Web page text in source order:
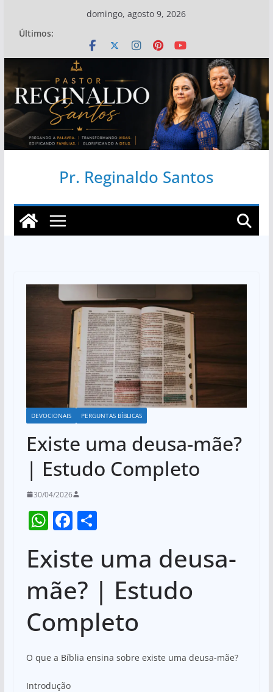
conteúdo
domingo, agosto 9, 2026
Últimos:
Pr. Reginaldo Santos
DEVOCIONAIS PERGUNTAS BÍBLICAS
Existe uma deusa-mãe?
| Estudo Completo
30/04/2026
W
at
s
A
p
p
F
c
e
b
o
o
k
S
ar
e
Existe uma deusa-
mãe? | Estudo
Completo
O que a Bíblia ensina sobre existe uma deusa-mãe?
Introdução